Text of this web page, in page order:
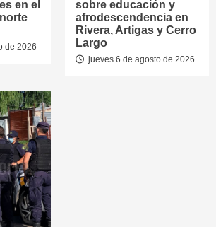
en el
de 2026
sobre educación y
afrodescendencia en
Rivera, Artigas y Cerro
Largo
jueves 6 de agosto de 2026